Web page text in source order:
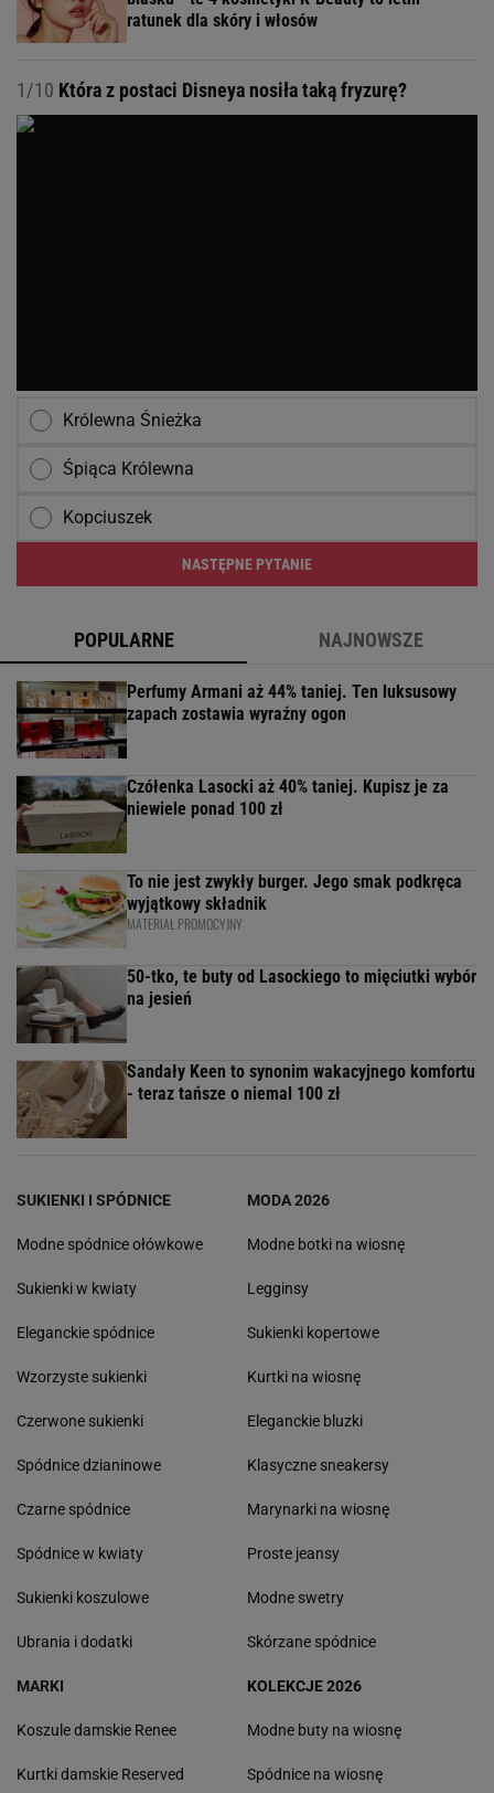
ratunek dla skóry i włosów
1/10 Która z postaci Disneya nosiła taką fryzurę?
Królewna Śnieżka
Śpiąca Królewna
Kopciuszek
NASTĘPNE PYTANIE
POPULARNE NAJNOWSZE
Perfumy Armani aż 44% taniej. Ten luksusowy
zapach zostawia wyraźny ogon
Czółenka Lasocki aż 40% taniej. Kupisz je za
niewiele ponad 100 zł
To nie jest zwykły burger. Jego smak podkręca
wyjątkowy składnik
MATERIAŁ PROMOCYJNY
50-tko, te buty od Lasockiego to mięciutki wybór
na jesień
Sandały Keen to synonim wakacyjnego komfortu
- teraz tańsze o niemal 100 zł
SUKIENKI I SPÓDNICE
Modne spódnice ołówkowe
Sukienki w kwiaty
Eleganckie spódnice
Wzorzyste sukienki
Czerwone sukienki
Spódnice dzianinowe
Czarne spódnice
Spódnice w kwiaty
Sukienki koszulowe
Ubrania i dodatki
MODA 2026
Modne botki na wiosnę
Legginsy
Sukienki kopertowe
Kurtki na wiosnę
Eleganckie bluzki
Klasyczne sneakersy
Marynarki na wiosnę
Proste jeansy
Modne swetry
Skórzane spódnice
MARKI
Koszule damskie Renee
Kurtki damskie Reserved
KOLEKCJE 2026
Modne buty na wiosnę
Spódnice na wiosnę